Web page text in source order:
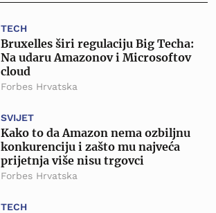
TECH
Bruxelles širi regulaciju Big Techa:
Na udaru Amazonov i Microsoftov
cloud
Forbes Hrvatska
SVIJET
Kako to da Amazon nema ozbiljnu
konkurenciju i zašto mu najveća
prijetnja više nisu trgovci
Forbes Hrvatska
TECH